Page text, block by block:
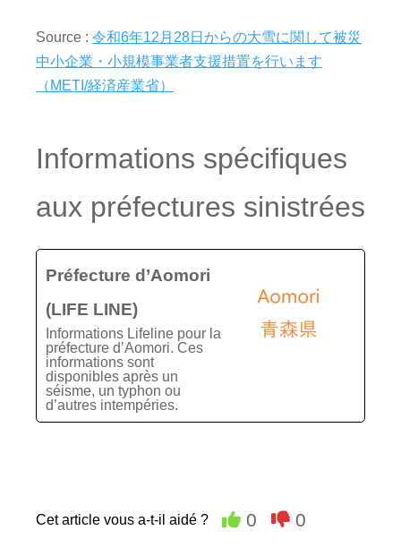
Source : 令和6年12月28日からの大雪に関して被災
中小企業・小規模事業者支援措置を行います
（METI/経済産業省）
Informations spécifiques
aux préfectures sinistrées
Préfecture d’Aomori
(LIFE LINE)
Informations Lifeline pour la
préfecture d’Aomori. Ces
informations sont
disponibles après un
séisme, un typhon ou
d’autres intempéries.
Cet article vous a-t-il aidé ? 0 0